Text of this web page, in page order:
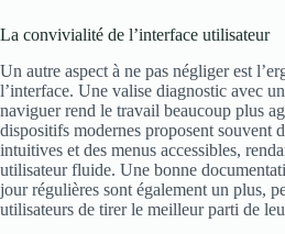
La convivialité de l’interface utilisateur
Un autre aspect à ne pas négliger est
l’interface. Une valise diagnostic avec
naviguer rend le travail beaucoup plus
dispositifs modernes proposent souvent
intuitives et des menus accessibles,
utilisateur fluide. Une bonne
jour régulières sont également un plus,
utilisateurs de tirer le meilleur parti de